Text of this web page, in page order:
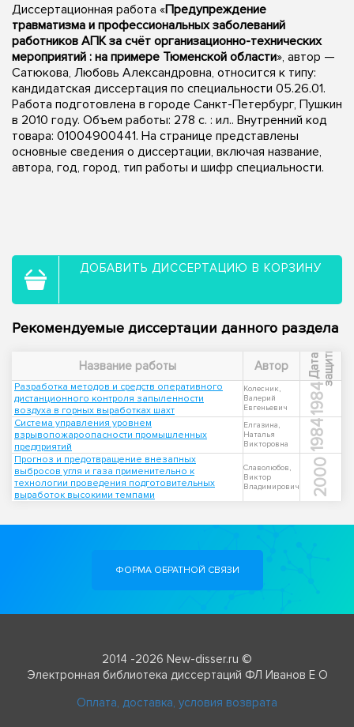
Диссертационная работа «Предупреждение
травматизма и профессиональных заболеваний
работников АПК за счёт организационно-технических
мероприятий : на примере Тюменской области», автор —
Сатюкова, Любовь Александровна, относится к типу:
кандидатская диссертация по специальности 05.26.01.
Работа подготовлена в городе Санкт-Петербург, Пушкин
в 2010 году. Объем работы: 278 с. : ил.. Внутренний код
товара: 01004900441. На странице представлены
основные сведения о диссертации, включая название,
автора, год, город, тип работы и шифр специальности.
ДОБАВИТЬ ДИССЕРТАЦИЮ В КОРЗИНУ
Рекомендуемые диссертации данного раздела
Название работы Автор Д
а
т
а
з
а
щ
и
т ы
Разработка методов и средств оперативного
дистанционного контроля запыленности
воздуха в горных выработках шахт
Колесник,
Валерий
Евгеньевич
1984
Система управления уровнем
взрывопожароопасности промышленных
предприятий
Елгазина,
Наталья
Викторовна
1984
Прогноз и предотвращение внезапных
выбросов угля и газа применительно к
технологии проведения подготовительных
выработок высокими темпами
Славолюбов,
Виктор
Владимирович
2000
ФОРМА ОБРАТНОЙ СВЯЗИ
2014 -2026 New-disser.ru ©
Электронная библиотека диссертаций ФЛ Иванов Е О
Оплата, доставка, условия возврата